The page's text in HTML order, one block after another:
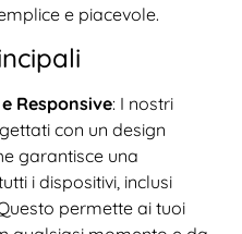
e piacevole.
Responsive: I nostri
con un design
garantisce una
i dispositivi, inclusi
permette ai tuoi